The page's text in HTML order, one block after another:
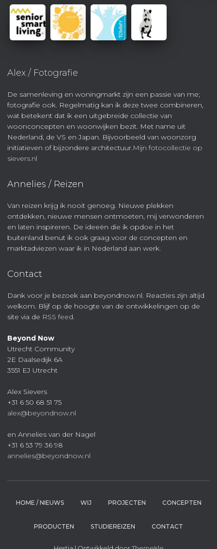
Alex / Fotografie
De samenleving en woningmarkt zijn een passie van me;
fotografie ook. Regelmatig kan ik deze twee combineren,
wat betekent dat ik een uitgebreide collectie van
woonconcepten en woonwijken bezit. Met name uit
Nederland, de VS en Japan. Bijvoorbeeld van woonzorg
initiatieven of bijzondere architectuur.Mijn fotocollectie op
sievers.nl
Annelies / Reizen
Van reizen krijg ik nooit genoeg. Nieuwe plekken
ontdekken, nieuwe mensen ontmoeten, mij verwonderen
en laten inspireren. De ideeën die ik opdoe in het
buitenland benut ik ook graag voor de concepten en
marktadviezen waar ik in Nederland aan werk.
Contact
Dank voor je bezoek aan beyondnow.nl. Reacties zijn altijd
welkom. Blijf op de hoogte van de ontwikkelingen op de
site via de RSS feed.
Beyond Now
Utrecht Community
2E Daalsedijk 6A
3551 EJ Utrecht
Alex Sievers
+31 6 50 68 51 75
alex@beyondnow.nl
en Annelies van der Nagel
+31 6 53 79 36 98
annelies@beyondnow.nl
HOME / NIEUWS WIJ PROJECTEN CONCEPTEN
PRODUCTEN STUDIEREIZEN CONTACT